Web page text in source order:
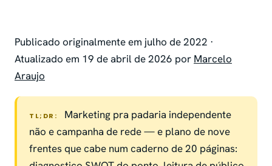
Publicado originalmente em julho de 2022 ·
Atualizado em 19 de abril de 2026 por Marcelo
Araujo
TL;DR:
Marketing pra padaria independente
não e campanha de rede — e plano de nove
frentes que cabe num caderno de 20 páginas: